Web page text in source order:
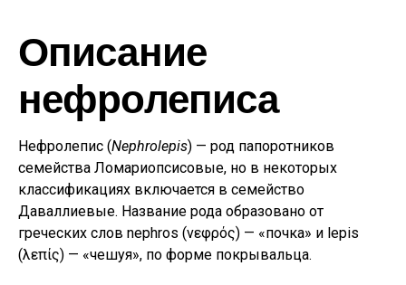
Описание
нефролеписа
Нефролепис (Nephrolepis) — род папоротников
семейства Ломариопсисовые, но в некоторых
классификациях включается в семейство
Даваллиевые. Название рода образовано от
греческих слов nephros (νεφρός) — «почка» и lepis
(λεπίς) — «чешуя», по форме покрывальца.